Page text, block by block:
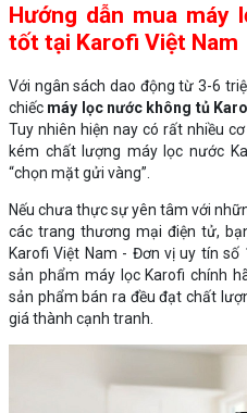
Hướng dẫn mua máy
tốt tại Karofi Việt Nam
Với ngân sách dao động từ 3-6
chiếc máy lọc nước không tủ
Tuy nhiên hiện nay có rất nhiều
kém chất lượng máy lọc nước
“chọn mặt gửi vàng”.
Nếu chưa thực sự yên tâm với
các trang thương mại điện tử,
Karofi Việt Nam - Đơn vị uy tín
sản phẩm máy lọc Karofi chính
sản phẩm bán ra đều đạt chất
giá thành cạnh tranh.